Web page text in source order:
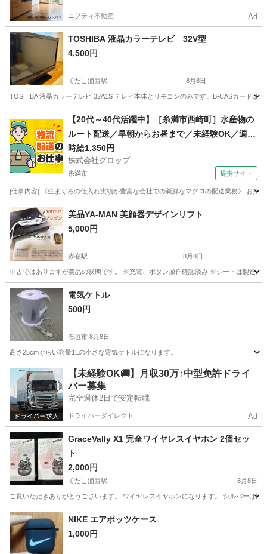
ニフティ不動産 Ad
TOSHIBA 液晶カラーテレビ 32V型
4,500円
てだこ浦西駅 8月8日
TOSHIBA 液晶カラーテレビ 32A1S テレビ本体とリモコンのみです。B-CASカードは
てだこ浦西駅 テレビ
【20代～40代活躍中】［糸満市西崎町］水産物の
ルート配送／早朝からお昼まで／未経験OK／週休
2日／時給1,350円＋ガソリン代／正社員登用前提
時給1,350円
株式会社グロップ
糸満市 提携サイト
[仕事内容] 《生まぐろの仕入れ実績が豊富な会社での新鮮なマグロの配送業務》 お持
沖縄 糸満市 ドライバー
美品YA-MAN 美顔器デザインリフト
5,000円
赤嶺駅 8月8日
中古ではありますが美品の状態です。 ※充電、ボタン操作確認済み ※シートは製造が
沖縄 豊見城市 赤嶺駅
電気ケトル
500円
石垣市 8月8日
高さ25cmぐらい容量1Lの小さな電気ケトルになります。
沖縄 石垣市 キッチン家電 電気ケトル
【未経験OK🚚】月収30万↑中型免許ドライ
バー募集
完全週休2日で安定転職
ドライバーダイレクト Ad
GraceVally X1 完全ワイヤレスイヤホン 2個セッ
ト
2,000円
てだこ浦西駅 8月8日
ご覧いただきありがとうございます。 ワイヤレスイヤホンになります。 シルバーは
沖縄 中頭郡 てだこ浦西駅 その他
NIKE エアポッツケース
1,000円